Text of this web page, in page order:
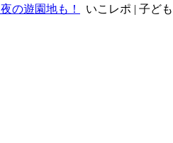
の遊園地も！
いこレポ | 子ど